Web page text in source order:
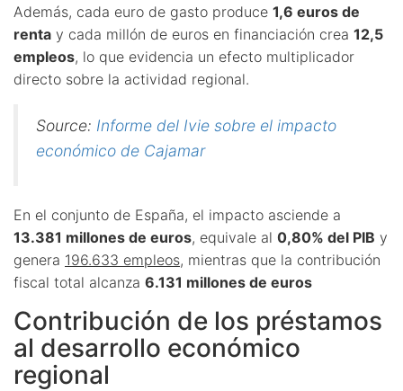
Además, cada euro de gasto produce 1,6 euros de
renta y cada millón de euros en financiación crea 12,5
empleos, lo que evidencia un efecto multiplicador
directo sobre la actividad regional.
Source: Informe del Ivie sobre el impacto
económico de Cajamar
En el conjunto de España, el impacto asciende a
13.381 millones de euros, equivale al 0,80% del PIB y
genera 196.633 empleos, mientras que la contribución
fiscal total alcanza 6.131 millones de euros
Contribución de los préstamos
al desarrollo económico
regional